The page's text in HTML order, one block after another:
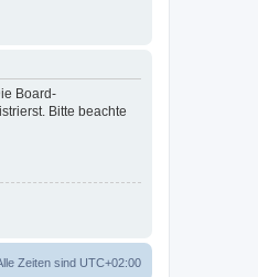
Board-
Bitte beachte
Zeiten sind UTC+02:00